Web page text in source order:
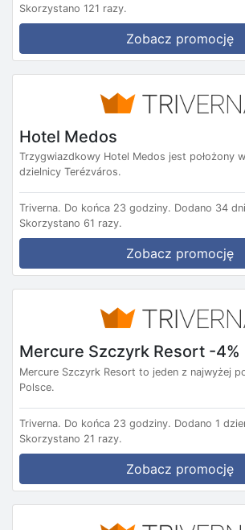
Skorzystano 121 razy.
Zobacz promocję
Hotel Medos
Trzygwiazdkowy Hotel Medos jest położony
dzielnicy Terézváros.
Triverna. Do końca 23 godziny. Dodano 34
Skorzystano 61 razy.
Zobacz promocję
Mercure Szczyrk Resort -4%
Mercure Szczyrk Resort to jeden z najwyżej
Polsce.
Triverna. Do końca 23 godziny. Dodano 1
Skorzystano 21 razy.
Zobacz promocję